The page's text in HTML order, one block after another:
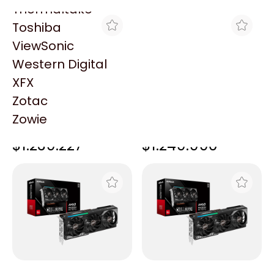
Thermaltake
Toshiba
ViewSonic
Western Digital
XFX
Zotac
Zowie
PLACA DE VIDEO ASROCK
$1.239.227 $1.249.990